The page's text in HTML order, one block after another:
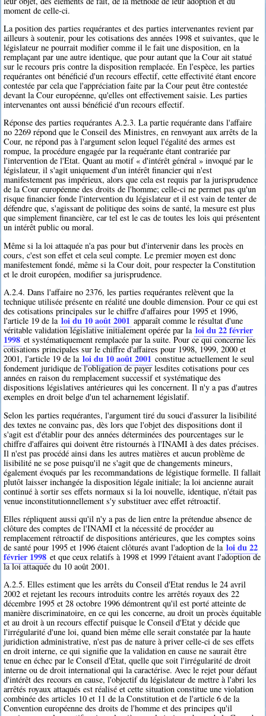
moment de celle-ci.
La position des parties requérantes et des parties intervenantes revient par
ailleurs à soutenir, pour les cotisations des années 1998 et suivantes, que le
législateur ne pourrait modifier comme il le fait une disposition, en la
remplaçant par une autre identique, que pour autant que la Cour ait statué
sur le recours pris contre la disposition remplacée. En l'espèce, les parties
requérantes ont bénéficié d'un recours effectif, cette effectivité étant encore
contestée par cela que l'appréciation faite par la Cour peut être contestée
devant la Cour européenne, qu'elles ont effectivement saisie. Les parties
intervenantes ont aussi bénéficié d'un recours effectif.
Réponse des parties requérantes A.2.3. La partie requérante dans l'affaire
no 2269 répond que le Conseil des Ministres, en renvoyant aux arrêts de la
Cour, ne répond pas à l'argument selon lequel l'égalité des armes est
rompue, la procédure engagée par la requérante étant contrariée par
l'intervention de l'Etat. Quant au motif « d'intérêt général » invoqué par le
législateur, il s'agit uniquement d'un intérêt financier qui n'est
manifestement pas impérieux, alors que cela est requis par la jurisprudence
de la Cour européenne des droits de l'homme; celle-ci ne permet pas qu'un
risque financier fonde l'intervention du législateur et il est vain de tenter de
défendre que, s'agissant de politique des soins de santé, la mesure est plus
que simplement financière, car tel est le cas de toutes les lois qui présentent
un intérêt public ou moral.
Même si la loi attaquée n'a pas pour but d'intervenir dans les procès en
cours, c'est son effet et cela seul compte. Le premier moyen est donc
manifestement fondé, même si la Cour doit, pour respecter la Constitution
et le droit européen, modifier sa jurisprudence.
A.2.4. Dans l'affaire no 2376, les parties requérantes relèvent que la
technique utilisée présente en réalité une double dimension. Pour ce qui est
des cotisations principales sur le chiffre d'affaires pour 1995 et 1996,
l'article 19 de la loi du 10 août 2001 apparaît comme le résultat d'une
véritable validation législative initialement opérée par la loi du 22 février
1998 et systématiquement remplacée par la suite. Pour ce qui concerne les
cotisations principales sur le chiffre d'affaires pour 1998, 1999, 2000 et
2001, l'article 19 de la loi du 10 août 2001 constitue actuellement le seul
fondement juridique de l'obligation de payer lesdites cotisations pour ces
années en raison du remplacement successif et systématique des
dispositions législatives antérieures qui les concernent. Il n'y a pas d'autres
exemples en droit belge d'un tel acharnement législatif.
Selon les parties requérantes, l'argument tiré du souci d'assurer la lisibilité
des textes ne convainc pas, dès lors que l'objet des dispositions dont il
s'agit est d'établir pour des années déterminées des pourcentages sur le
chiffre d'affaires qui doivent être ristournés à l'INAMI à des dates précises.
Il n'est pas procédé ainsi dans les autres matières et aucun problème de
lisibilité ne se pose puisqu'il ne s'agit que de changements mineurs,
également évoqués par les recommandations de légistique formelle. Il fallait
plutôt laisser inchangée la disposition légale initiale; la loi ancienne aurait
continué à sortir ses effets normaux si la loi nouvelle, identique, n'était pas
venue inconstitutionnellement s'y substituer avec effet rétroactif.
Elles répliquent aussi qu'il n'y a pas de lien entre la prétendue absence de
clôture des comptes de l'INAMI et la nécessité de procéder au
remplacement rétroactif de dispositions antérieures, que les comptes soins
de santé pour 1995 et 1996 étaient clôturés avant l'adoption de la loi du 22
février 1998 et que ceux relatifs à 1998 et 1999 l'étaient avant l'adoption de
la loi attaquée du 10 août 2001.
A.2.5. Elles estiment que les arrêts du Conseil d'Etat rendus le 24 avril
2002 et rejetant les recours introduits contre les arrêtés royaux des 22
décembre 1995 et 28 octobre 1996 démontrent qu'il est porté atteinte de
manière discriminatoire, en ce qui les concerne, au droit un procès équitable
et au droit à un recours effectif puisque le Conseil d'Etat y décide que
l'irrégularité d'une loi, quand bien même elle serait constatée par la haute
juridiction administrative, n'est pas de nature à priver celle-ci de ses effets
en droit interne, ce qui signifie que la validation en cause ne saurait être
tenue en échec par le Conseil d'Etat, quelle que soit l'irrégularité de droit
interne ou de droit international qui la caractérise. Avec le rejet pour défaut
d'intérêt des recours en cause, l'objectif du législateur de mettre à l'abri les
arrêtés royaux attaqués est réalisé et cette situation constitue une violation
combinée des articles 10 et 11 de la Constitution et de l'article 6 de la
Convention européenne des droits de l'homme et des principes qu'il